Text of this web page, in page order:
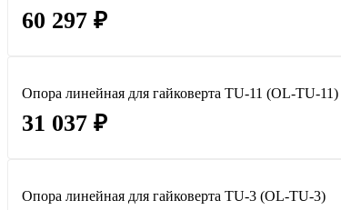
60 297 ₽
Опора линейная для гайковерта TU-11 (OL-TU-11)
31 037 ₽
Опора линейная для гайковерта TU-3 (OL-TU-3)